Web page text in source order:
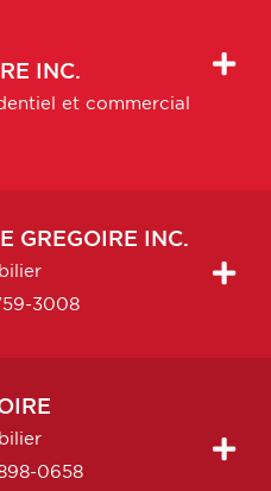
INC.
et commercial
GREGOIRE INC.
3008
0658